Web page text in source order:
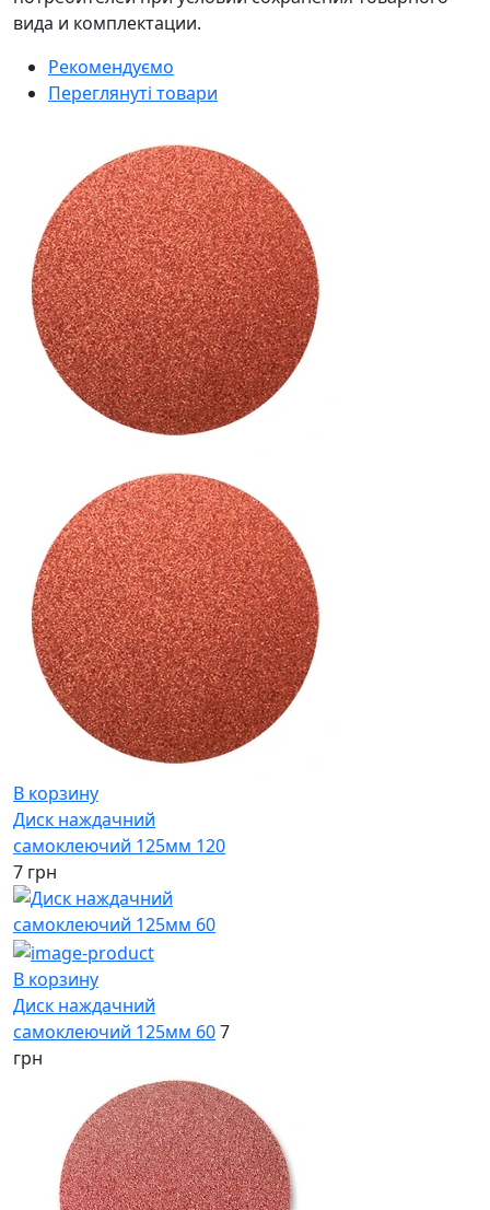
вида и комплектации.
Рекомендуємо
Переглянуті товари
В корзину
Диск наждачний
самоклеючий 125мм 120
7 грн
В корзину
Диск наждачний
самоклеючий 125мм 607
грн